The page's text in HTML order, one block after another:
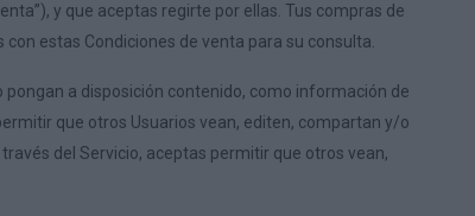
y que aceptas regirte por ellas. Tus compras de
con estas Condiciones de venta para su consulta.
a disposición contenido, como información de
que otros Usuarios vean, editen, compartan y/o
del Servicio, aceptas permitir que otros vean,